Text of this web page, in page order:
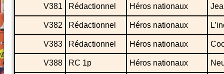
V381 Rédactionnel Héros nationaux
V382 Rédactionnel Héros nationaux
V383 Rédactionnel Héros nationaux
V388 RC 1p Héros nationaux